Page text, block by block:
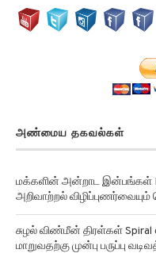
அண்மைய தகவல்கள்
மக்களின் அன்றாட இன்பங்கள்
அறிவாற்றல் விழிப்புணர்வையும்
சுழல் விண்மீன் திரள்கள்
மாறுவதற்கு முன்பு பருப்பு